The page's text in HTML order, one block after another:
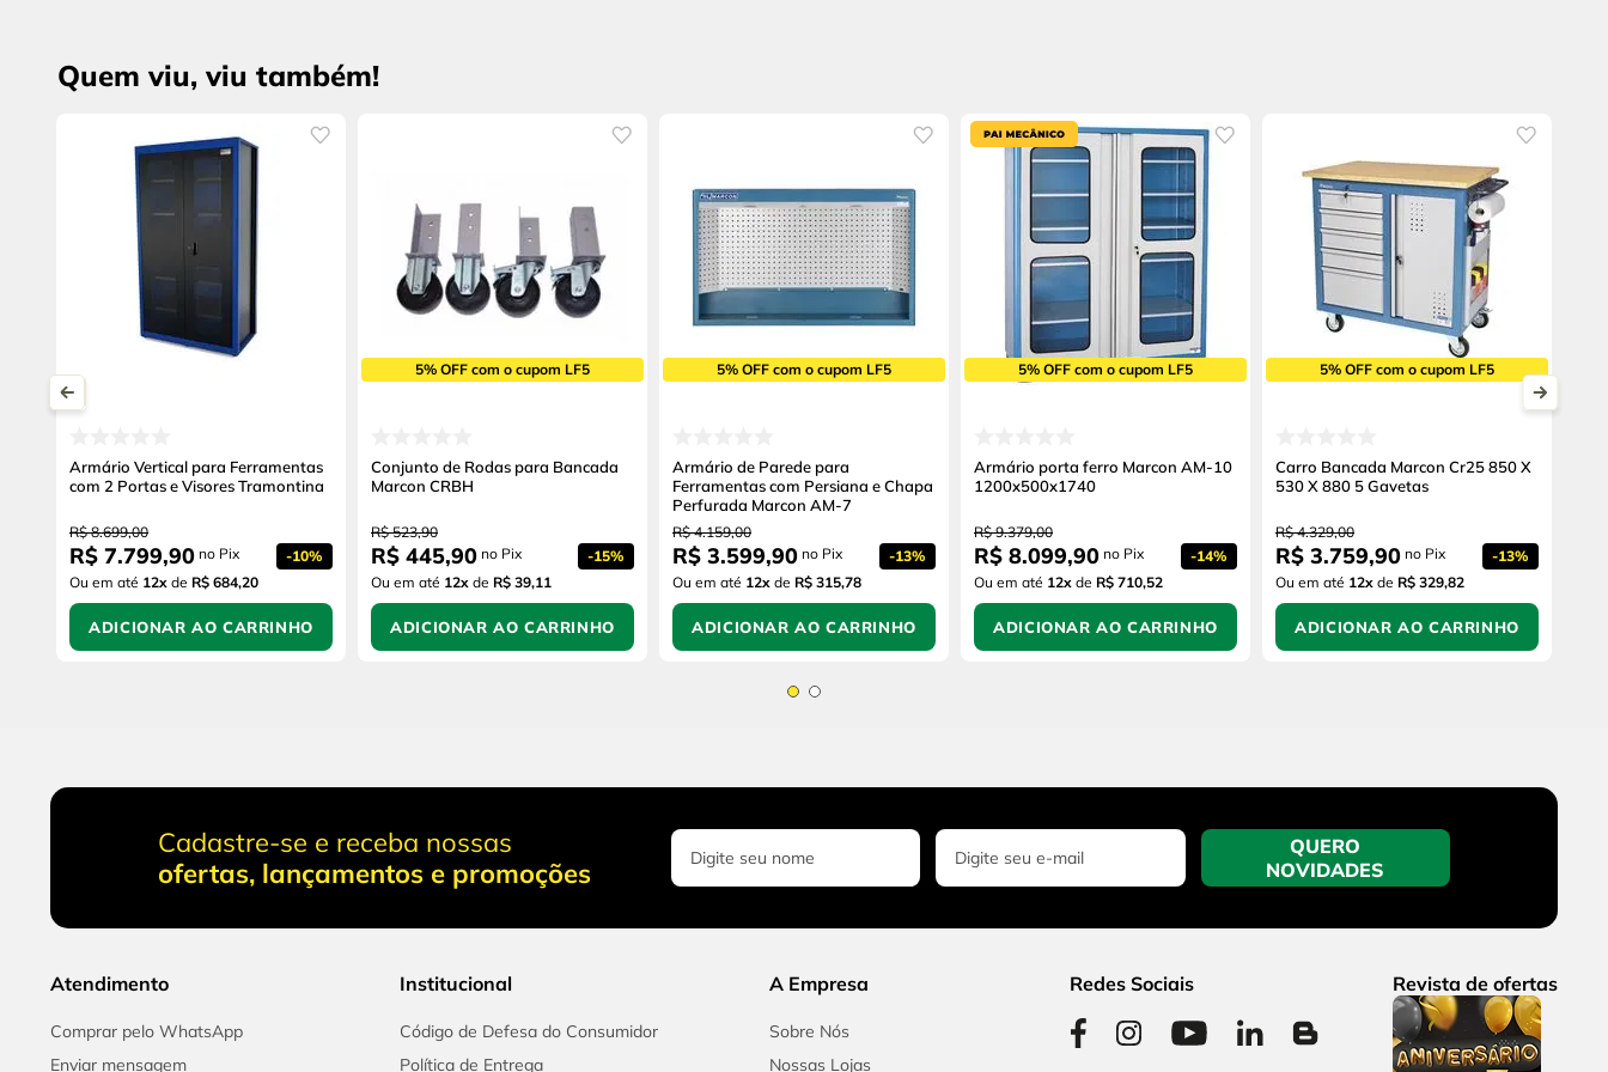
Quem viu, viu também!
Armário Vertical para Ferramentas
com 2 Portas e Visores Tramontina
R$ 8.699,00
R$ 7.799,90 no Pix -10%
Ou em até 12x de R$ 684,20
ADICIONAR AO CARRINHO
5% OFF com o cupom LF5
Conjunto de Rodas para Bancada
Marcon CRBH
R$ 523,90
R$ 445,90 no Pix -15%
Ou em até 12x de R$ 39,11
ADICIONAR AO CARRINHO
5% OFF com o cupom LF5
Armário de Parede para
Ferramentas com Persiana e Chapa
Perfurada Marcon AM-7
R$ 4.159,00
R$ 3.599,90 no Pix -13%
Ou em até 12x de R$ 315,78
ADICIONAR AO CARRINHO
5% OFF com o cupom LF5
Armário porta ferro Marcon AM-10
1200x500x1740
R$ 9.379,00
R$ 8.099,90 no Pix -14%
Ou em até 12x de R$ 710,52
ADICIONAR AO CARRINHO
5% OFF com o cupom LF5
Carro Bancada Marcon Cr25 850 X
530 X 880 5 Gavetas
R$ 4.329,00
R$ 3.759,90 no Pix -13%
Ou em até 12x de R$ 329,82
ADICIONAR AO CARRINHO
Cadastre-se e receba nossas
ofertas, lançamentos e promoções
QUERO
NOVIDADES
Atendimento
Comprar pelo WhatsApp
Enviar mensagem
Institucional
Código de Defesa do Consumidor
Política de Entrega
A Empresa
Sobre Nós
Nossas Lojas
Redes Sociais Revista de ofertas